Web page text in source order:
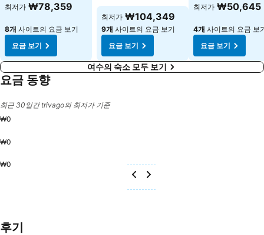
최저가 ₩78,359
8개 사이트의 요금 보기
요금 보기
최저가 ₩104,349
9개 사이트의 요금 보기
요금 보기
최저가 ₩50,645
4개 사이트의 요금 보
요금 보기
여수의 숙소 모두 보기
요금 동향
최근 30일간 trivago의 최저가 기준
₩0
₩0
₩0
후기